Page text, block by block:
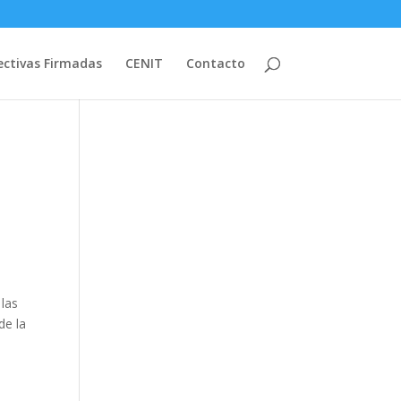
Firmadas CENIT Contacto
la